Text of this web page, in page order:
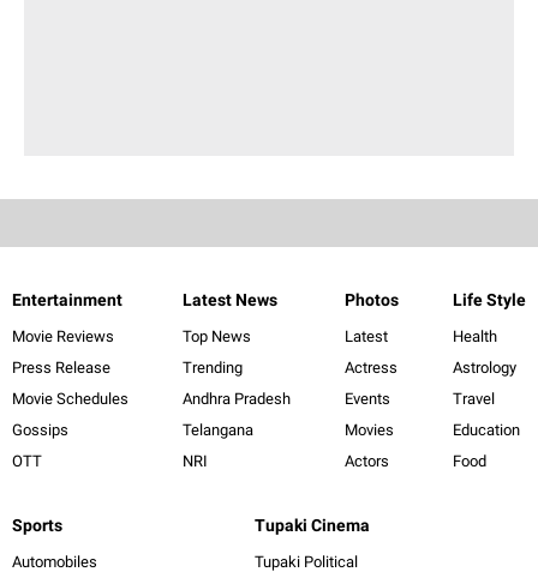
Entertainment
Movie Reviews
Press Release
Movie Schedules
Gossips
OTT
Latest News
Top News
Trending
Andhra Pradesh
Telangana
NRI
Photos
Latest
Actress
Events
Movies
Actors
Life Style
Health
Astrology
Travel
Education
Food
Sports
Automobiles
Tupaki Cinema
Tupaki Political